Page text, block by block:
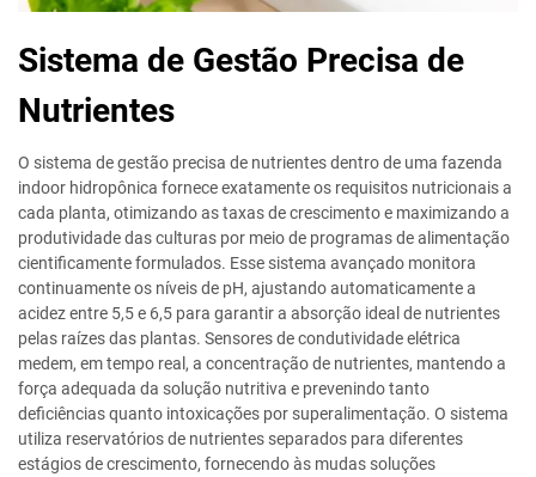
Sistema de Gestão Precisa de
Nutrientes
O sistema de gestão precisa de nutrientes dentro de uma fazenda
indoor hidropônica fornece exatamente os requisitos nutricionais a
cada planta, otimizando as taxas de crescimento e maximizando a
produtividade das culturas por meio de programas de alimentação
cientificamente formulados. Esse sistema avançado monitora
continuamente os níveis de pH, ajustando automaticamente a
acidez entre 5,5 e 6,5 para garantir a absorção ideal de nutrientes
pelas raízes das plantas. Sensores de condutividade elétrica
medem, em tempo real, a concentração de nutrientes, mantendo a
força adequada da solução nutritiva e prevenindo tanto
deficiências quanto intoxicações por superalimentação. O sistema
utiliza reservatórios de nutrientes separados para diferentes
estágios de crescimento, fornecendo às mudas soluções